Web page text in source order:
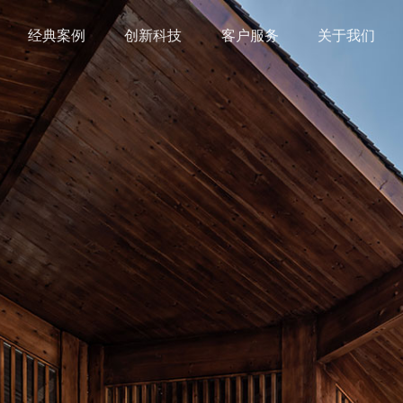
经典案例 创新科技 客户服务 关于我们